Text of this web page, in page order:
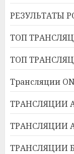
РЕЗУЛЬТАТЫ
ТОП
ТОП
Трансляции
ТРАНСЛЯЦИИ
ТРАНСЛЯЦИИ
ТРАНСЛЯЦИИ